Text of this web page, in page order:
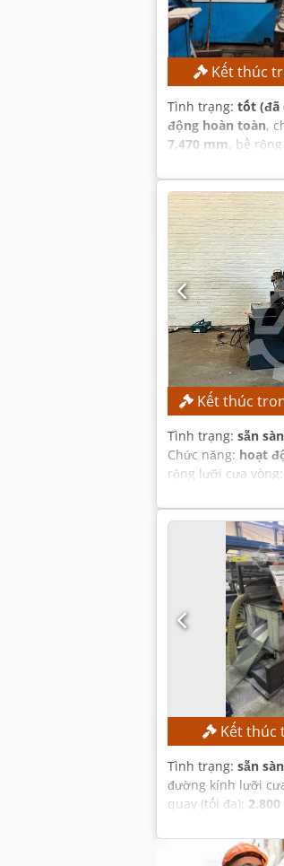
Kết thúc
Tình trạng: tốt (đã
động hoàn toàn,
7.470 mm, bề
Kết thúc
Tình trạng: sẵn
Chức năng: hoạt
rộng lưỡi cưa vòng:
Kết thúc
Tình trạng: sẵn
đường kính lưỡi
quay (tối đa):